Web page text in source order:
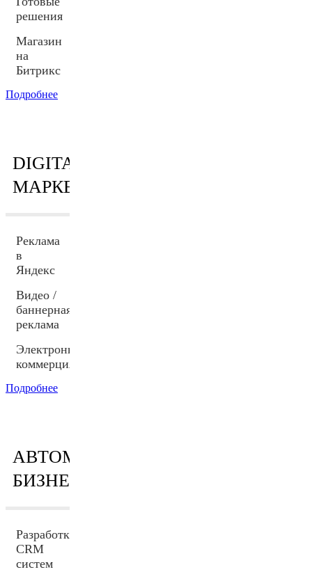
решения
Магазин
на
Битрикс
Подробнее
DIGITAL
МАРКЕТИНГ
Реклама
в
Яндекс
Видео /
баннерная
реклама
Электронная
коммерция
Подробнее
АВТОМАТИЗАЦИЯ
БИЗНЕСА
Разработка
CRM
систем